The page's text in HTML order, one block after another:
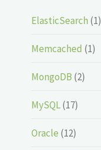
ElasticSearch (1)
Memcached (1)
MongoDB (2)
MySQL(17)
Oracle (12)